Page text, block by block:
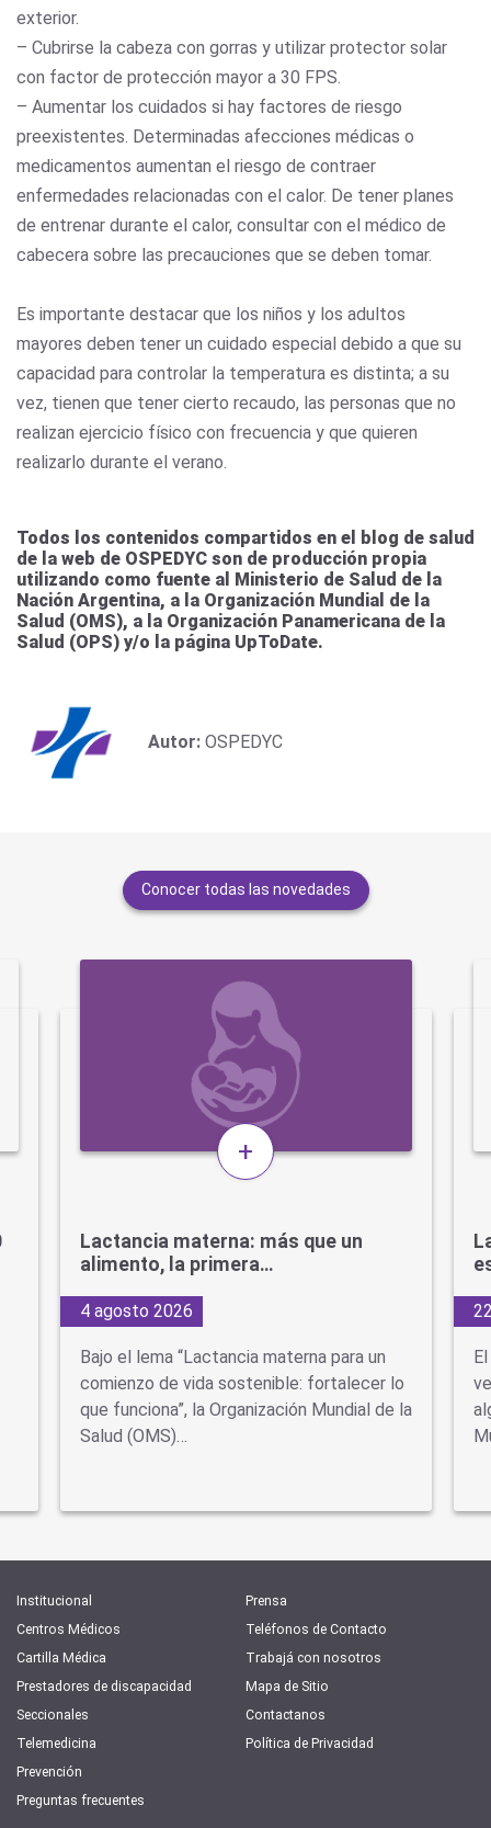
exterior.
– Cubrirse la cabeza con gorras y utilizar protector solar
con factor de protección mayor a 30 FPS.
– Aumentar los cuidados si hay factores de riesgo
preexistentes. Determinadas afecciones médicas o
medicamentos aumentan el riesgo de contraer
enfermedades relacionadas con el calor. De tener planes
de entrenar durante el calor, consultar con el médico de
cabecera sobre las precauciones que se deben tomar.
Es importante destacar que los niños y los adultos
mayores deben tener un cuidado especial debido a que su
capacidad para controlar la temperatura es distinta; a su
vez, tienen que tener cierto recaudo, las personas que no
realizan ejercicio físico con frecuencia y que quieren
realizarlo durante el verano.
Todos los contenidos compartidos en el blog de salud
de la web de OSPEDYC son de producción propia
utilizando como fuente al Ministerio de Salud de la
Nación Argentina, a la Organización Mundial de la
Salud (OMS), a la Organización Panamericana de la
Salud (OPS) y/o la página UpToDate.
Autor: OSPEDYC
Conocer todas las novedades
+
Lactancia materna: más que un
alimento, la primera…
4 agosto 2026
Bajo el lema “Lactancia materna para un
comienzo de vida sostenible: fortalecer lo
que funciona”, la Organización Mundial de la
Salud (OMS)…
Institucional
Centros Médicos
Cartilla Médica
Prestadores de discapacidad
Seccionales
Telemedicina
Prevención
Preguntas frecuentes
Prensa
Teléfonos de Contacto
Trabajá con nosotros
Mapa de Sitio
Contactanos
Política de Privacidad